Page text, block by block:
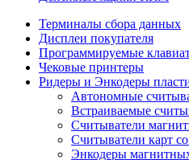
Терминалы сбора данных
Дисплеи покупателя
Программируемые
Чековые принтеры
Ридеры и Энкодеры
Автономные
Встраиваемые
Считыватели
Считыватели карт
Энкодеры